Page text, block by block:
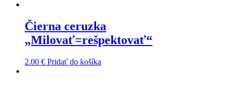
Čierna ceruzka
„Milovať=rešpektovať“
2.00 € Pridať do košíka